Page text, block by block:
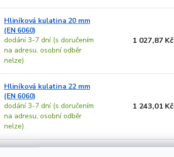
Hliníková kulatina 20 mm
(EN 6060)
dodání 3-7 dní (s doručením
na adresu, osobní odběr
nelze)
1 027,87 Kč
Hliníková kulatina 22 mm
(EN 6060)
dodání 3-7 dní (s doručením
na adresu, osobní odběr
nelze)
1 243,01 Kč